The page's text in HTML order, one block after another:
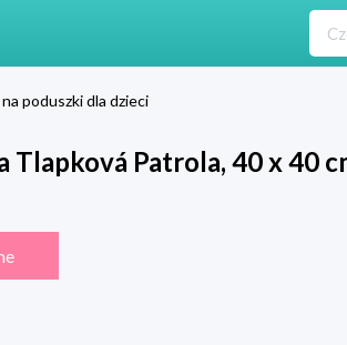
poduszki dla dzieci
Tlapková Patrola, 40 x 40